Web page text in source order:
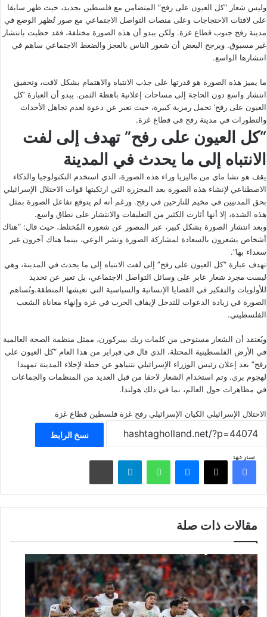
وليس شعار “كل العيون على رفح” المتضامن مع فلسطين بجديد، حيث ظهر سابقا
على لافتات الاحتجاجات وعلى منصات التواصل الاجتماعي مع صور تُظهر الوضع في
مدينة رفح جنوب قطاع غزة. ولكن يبدو أن هذه الصورة مختلفة، فقد حظيت بانتشار
غير مسبوق. ويرجح البعض أن شعور الناس بالعجز والضغط الاجتماعي ساهم في
انتشارها الواسع.
ما يميز هذه الصورة هو قدرتها على جذب الانتباه والاهتمام بشكل لافت، وتحقيق
انتشار واسع دون الحاجة إلى مساحات إعلانية باهظة الثمن. يبدو أن العبارة ‘كل
العيون على رفح’ تحمل رمزية كبيرة، حيث تعبر عن دعوة لعدم تجاهل الأحداث
والتطورات في مدينة رفح في قطاع غزة.
“كل العيون على رفح” تهدف إلى لفت
الانتباه إلى ما يحدث في المدينة
يقف هو تشا ماي من ماليزيا وراء هذه الصورة، الذي استخدم التكنولوجيا والذكاء
الاصطناعي لإنشاء هذه الصورة بعد المجزرة التي ارتكبتها قوات الاحتلال الإسرائيلي
بحق المدنيين في مخيم للنازحين في رفح. ورغم أنه لم يتوقع تفاعل الصورة بمثل
هذه الشدة، إلا أنها أثارت الكثير من التعليقات والانتشار على نطاق واسع.
وبعد انتشار الصورة بشكل كبير، عبر المصور عن شعوره المُختلط، حيث قال: “هناك
أشخاص يشعرون بالسعادة لمشاركة الصورة ونشر الوعي، بينما هناك آخرون غير
سعداء بها”.
تهدف عبارة “كل العيون على رفح” إلى لفت الانتباه إلى ما يحدث في المدينة، وهي
ليست مجرد شعار عابر على وسائل التواصل الاجتماعي، بل تعبر عن تحديد
للأولويات والتفكير في القضايا الإنسانية والسياسية التي تعيشها المنطقة.وتُساهم
الصورة في زيادة الدعوات للتدخل لإيقاف الحرب في غزة وإنهاء معاناة الشعب
الفلسطيني.
ويُعتقد أن الشعار مستوحى من كلمات ريك بيبركورن، ممثل منظمة الصحة العالمية
في الأرض الفلسطينية المحتلة، الذي قال في فبراير من هذا العام “كل العيون على
رفح” بعد إعلان رئيس الوزراء الإسرائيلي نتنياهو عن خطة لإخلاء المدينة تمهيدا
لهجوم بري. وتم استخدام الشعار لاحقا من قبل العديد من المنظمات والجماعات
في مظاهرات حول العالم، بما في ذلك هولندا.
الاحتلال الإسرائيلي الكيان الإسرائيلي رفح غزة فلسطين قطاع غزة
نسخ الرابط
شاركهافيسبوك ‫X ماسنجر واتساب تيلقرام مشاركة عبر البريد
مقالات ذات صلة